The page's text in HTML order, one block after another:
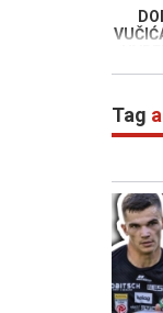
Tag